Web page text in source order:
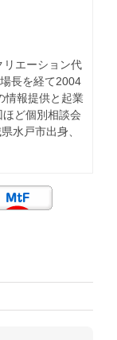
リエーション代
長を経て2004
情報提供と起業
ど個別相談会
水戸市出身、